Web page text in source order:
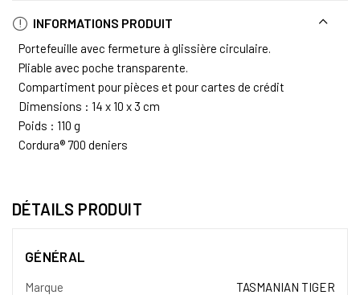
INFORMATIONS PRODUIT
Portefeuille avec fermeture à glissière circulaire.
Pliable avec poche transparente.
Compartiment pour pièces et pour cartes de crédit
Dimensions : 14 x 10 x 3 cm
Poids : 110 g
Cordura® 700 deniers
DÉTAILS PRODUIT
GÉNÉRAL
Marque TASMANIAN TIGER